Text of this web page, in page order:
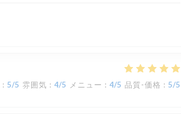
: 5/5 雰囲気 : 4/5 メニュー : 4/5 品質-価格 : 5/5